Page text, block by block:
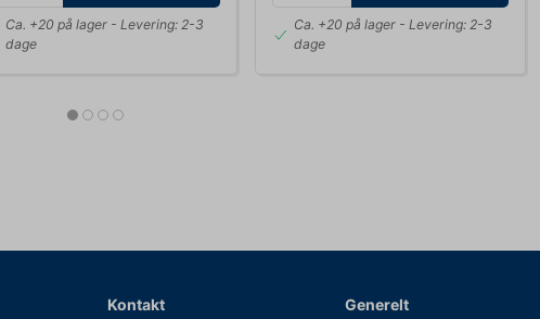
Ca. +20 på lager- Levering: 2-3
dage
Ca. +20 på lager- Levering: 2-3
dage
Kontakt Generelt